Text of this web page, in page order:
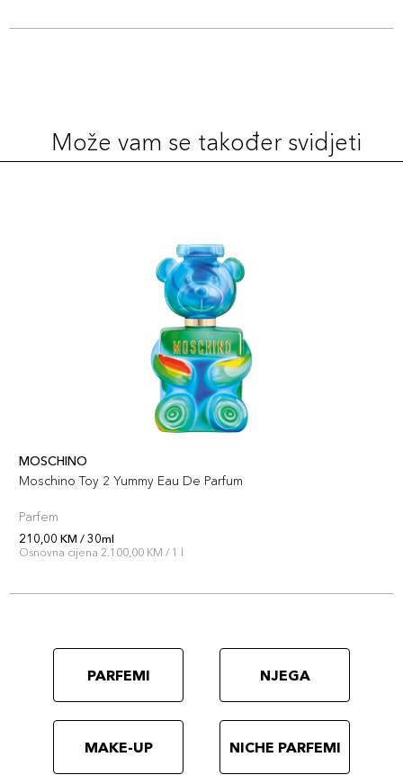
Može vam se također svidjeti
MOSCHINO
Moschino Toy 2 Yummy Eau De Parfum
Parfem
210,00 KM / 30ml
Osnovna cijena 2.100,00 KM / 1 l
PARFEMI NJEGA
MAKE-UP NICHE PARFEMI